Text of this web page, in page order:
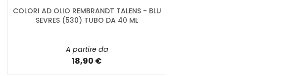
COLORI AD OLIO REMBRANDT TALENS - BLU
SEVRES (530) TUBO DA 40 ML
A partire da
18,90 €